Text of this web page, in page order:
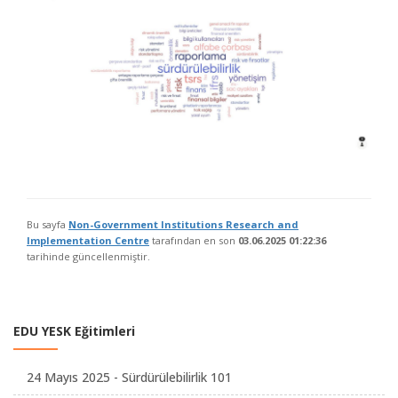
Bu sayfa Non-Government Institutions Research and
Implementation Centre tarafından en son 03.06.2025 01:22:36
tarihinde güncellenmiştir.
EDU YESK Eğitimleri
24 Mayıs 2025 - Sürdürülebilirlik 101